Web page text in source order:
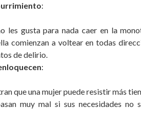
:
les gusta para nada caer en la
comienzan a voltear en todas
de delirio.
:
que una mujer puede resistir más
muy mal si sus necesidades